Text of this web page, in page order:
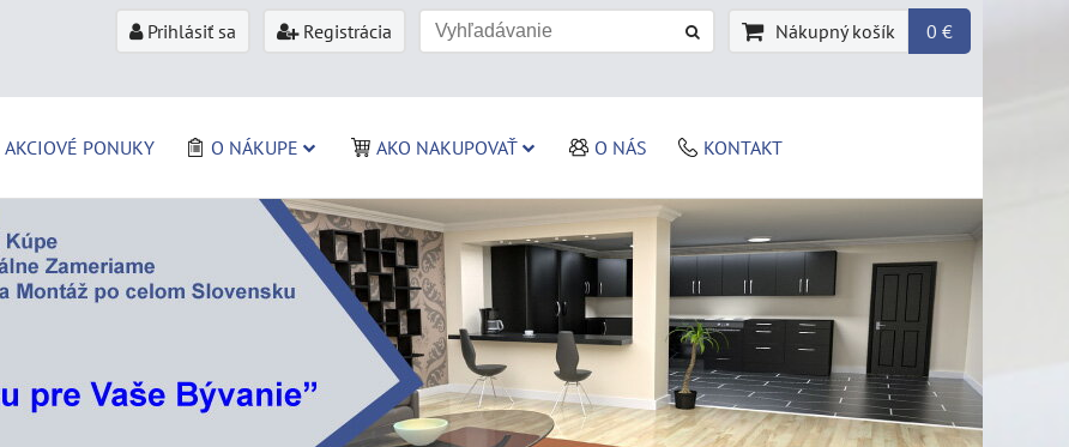
Prihlásiť sa Registrácia Nákupný košík 0 €
AKCIOVÉ PONUKY O NÁKUPE AKO NAKUPOVAŤ O NÁS KONTAKT